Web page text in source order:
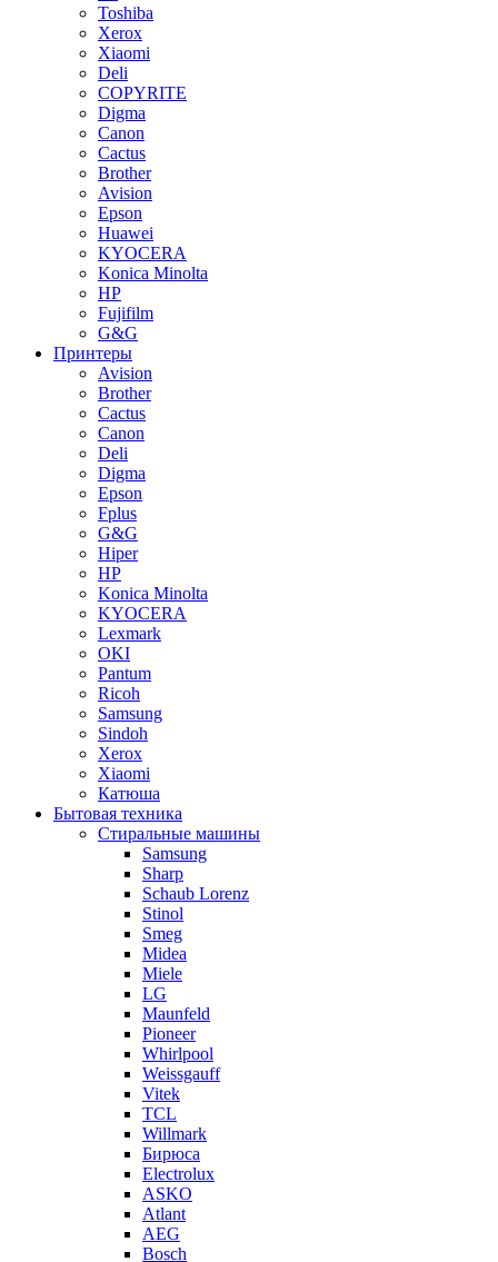
Toshiba
Xerox
Xiaomi
Deli
COPYRITE
Digma
Canon
Cactus
Brother
Avision
Epson
Huawei
KYOCERA
Konica Minolta
HP
Fujifilm
G&G
Принтеры
Avision
Brother
Cactus
Canon
Deli
Digma
Epson
Fplus
G&G
Hiper
HP
Konica Minolta
KYOCERA
Lexmark
OKI
Pantum
Ricoh
Samsung
Sindoh
Xerox
Xiaomi
Катюша
Бытовая техника
Стиральные машины
Samsung
Sharp
Schaub Lorenz
Stinol
Smeg
Midea
Miele
LG
Maunfeld
Pioneer
Whirlpool
Weissgauff
Vitek
TCL
Willmark
Бирюса
Electrolux
ASKO
Atlant
AEG
Bosch